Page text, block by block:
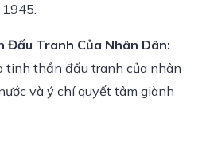
Đấu Tranh Của Nhân Dân:
tinh thần đấu tranh của nhân
và ý chí quyết tâm giành